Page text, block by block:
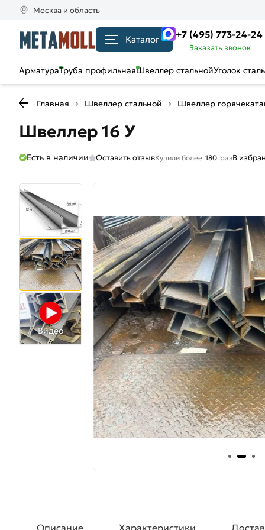
Москва и область
Каталог +7 (495) 773-24-24
Заказать звонок
АрматураТруба профильнаяШвеллер стальнойУголок
Главная Швеллер стальной Швеллер
Швеллер 16 У
Есть в наличии Оставить отзывКупили более 180 разВ
Видео
Описание Характеристики